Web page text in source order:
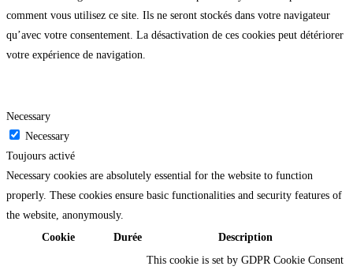
comment vous utilisez ce site. Ils ne seront stockés dans votre navigateur
qu’avec votre consentement. La désactivation de ces cookies peut détériorer
votre expérience de navigation.
Necessary
Necessary
Toujours activé
Necessary cookies are absolutely essential for the website to function
properly. These cookies ensure basic functionalities and security features of
the website, anonymously.
Cookie
Durée Description
This cookie is set by GDPR Cookie Consent